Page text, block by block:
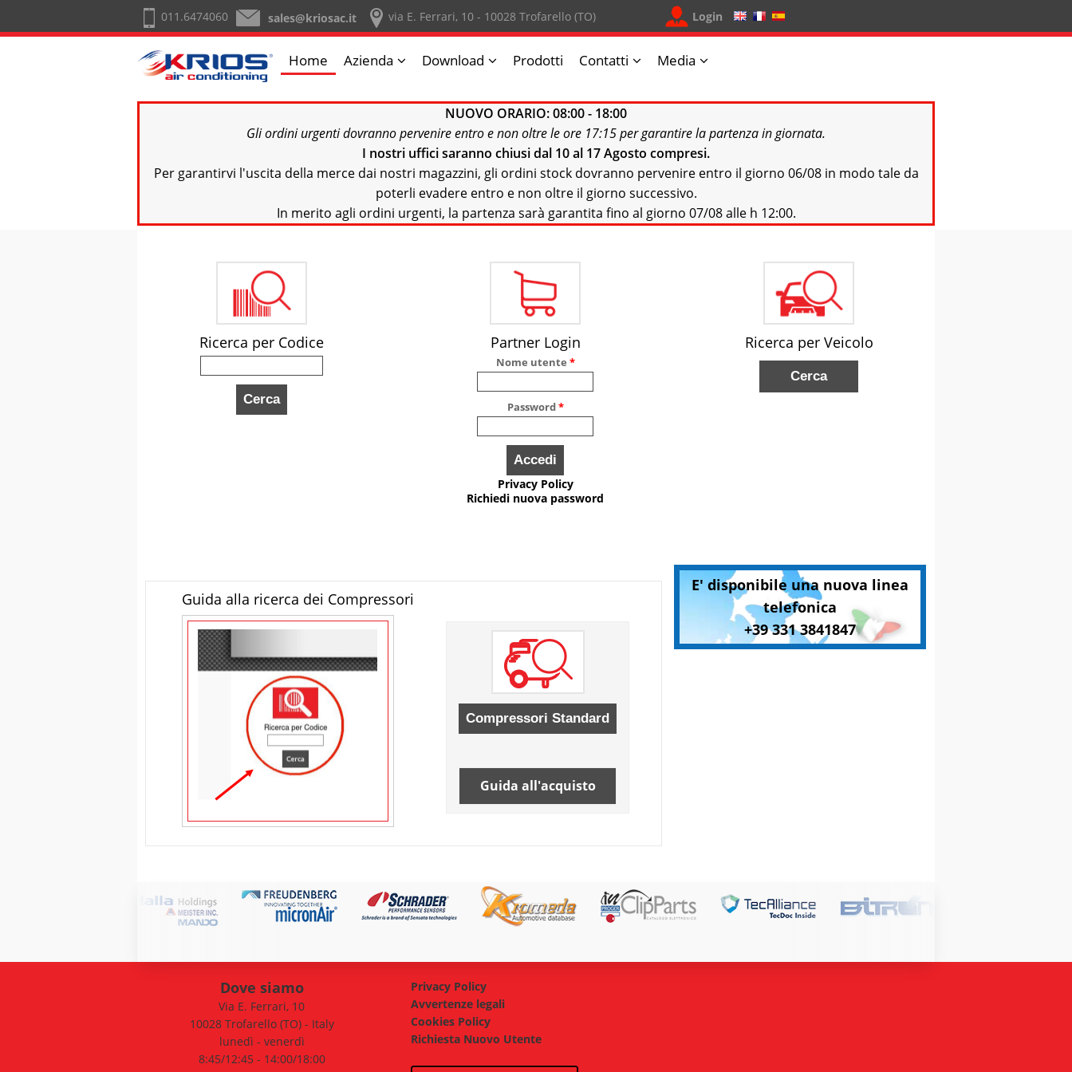
011.6474060 sales@kriosac.it via E. Ferrari, 10 - 10028 Trofarello (TO) Login
Home Azienda Download Prodotti Contatti Media
NUOVO ORARIO: 08:00 - 18:00
Gli ordini urgenti dovranno pervenire entro e non oltre le ore 17:15 per garantire la partenza in giornata.
I nostri uffici saranno chiusi dal 10 al 17 Agosto compresi.
Per garantirvi l'uscita della merce dai nostri magazzini, gli ordini stock dovranno pervenire entro il giorno 06/08 in modo tale da
poterli evadere entro e non oltre il giorno successivo.
In merito agli ordini urgenti, la partenza sarà garantita fino al giorno 07/08 alle h 12:00.
Ricerca per Codice Partner Login
Nome utente *
Password*
Privacy Policy
Richiedi nuova password
Ricerca per Veicolo
Guida alla ricerca dei Compressori
Guida all'acquisto
E' disponibile una nuova linea
telefonica
+39 331 3841847
Dove siamo
Via E. Ferrari, 10
10028 Trofarello (TO) - Italy
lunedì - venerdì
8:45/12:45 - 14:00/18:00
Privacy Policy
Avvertenze legali
Cookies Policy
Richiesta Nuovo Utente